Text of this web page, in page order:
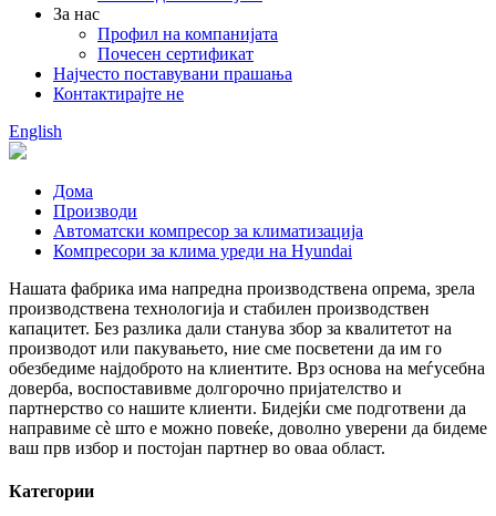
За нас
Профил на компанијата
Почесен сертификат
Најчесто поставувани прашања
Контактирајте не
English
Дома
Производи
Автоматски компресор за климатизација
Компресори за клима уреди на Hyundai
Нашата фабрика има напредна производствена опрема, зрела
производствена технологија и стабилен производствен
капацитет. Без разлика дали станува збор за квалитетот на
производот или пакувањето, ние сме посветени да им го
обезбедиме најдоброто на клиентите. Врз основа на меѓусебна
доверба, воспоставивме долгорочно пријателство и
партнерство со нашите клиенти. Бидејќи сме подготвени да
направиме сè што е можно повеќе, доволно уверени да бидеме
ваш прв избор и постојан партнер во оваа област.
Категории